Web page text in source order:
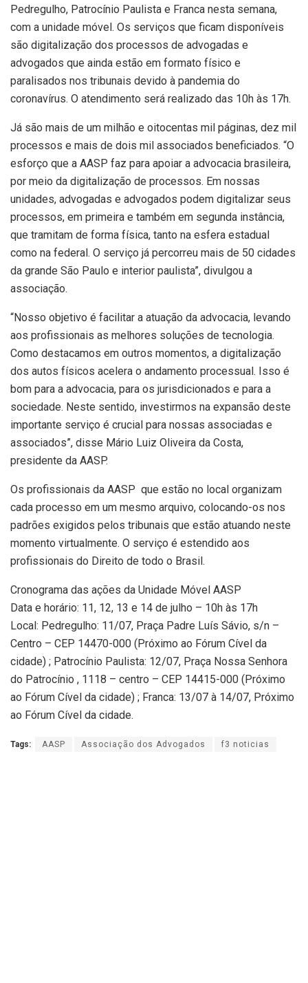
Pedregulho, Patrocínio Paulista e Franca nesta semana,
com a unidade móvel. Os serviços que ficam disponíveis
são digitalização dos processos de advogadas e
advogados que ainda estão em formato físico e
paralisados nos tribunais devido à pandemia do
coronavírus. O atendimento será realizado das 10h às 17h.
Já são mais de um milhão e oitocentas mil páginas, dez mil
processos e mais de dois mil associados beneficiados. “O
esforço que a AASP faz para apoiar a advocacia brasileira,
por meio da digitalização de processos. Em nossas
unidades, advogadas e advogados podem digitalizar seus
processos, em primeira e também em segunda instância,
que tramitam de forma física, tanto na esfera estadual
como na federal. O serviço já percorreu mais de 50 cidades
da grande São Paulo e interior paulista”, divulgou a
associação.
“Nosso objetivo é facilitar a atuação da advocacia, levando
aos profissionais as melhores soluções de tecnologia.
Como destacamos em outros momentos, a digitalização
dos autos físicos acelera o andamento processual. Isso é
bom para a advocacia, para os jurisdicionados e para a
sociedade. Neste sentido, investirmos na expansão deste
importante serviço é crucial para nossas associadas e
associados”, disse Mário Luiz Oliveira da Costa,
presidente da AASP.
Os profissionais da AASP que estão no local organizam
cada processo em um mesmo arquivo, colocando-os nos
padrões exigidos pelos tribunais que estão atuando neste
momento virtualmente. O serviço é estendido aos
profissionais do Direito de todo o Brasil.
Cronograma das ações da Unidade Móvel AASP
Data e horário: 11, 12, 13 e 14 de julho – 10h às 17h
Local: Pedregulho: 11/07, Praça Padre Luís Sávio, s/n –
Centro – CEP 14470-000 (Próximo ao Fórum Cível da
cidade) ; Patrocínio Paulista: 12/07, Praça Nossa Senhora
do Patrocínio , 1118 – centro – CEP 14415-000 (Próximo
ao Fórum Cível da cidade) ; Franca: 13/07 à 14/07, Próximo
ao Fórum Cível da cidade.
Tags: AASP Associação dos Advogados f3 noticias